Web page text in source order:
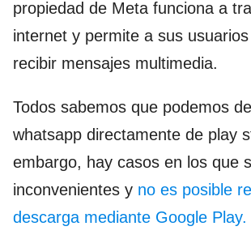
propiedad de Meta funciona a
internet y permite a sus
recibir mensajes multimedia.
Todos sabemos que podemos
whatsapp directamente de play
embargo, hay casos en los que
inconvenientes y no es posible
descarga mediante Google Play.